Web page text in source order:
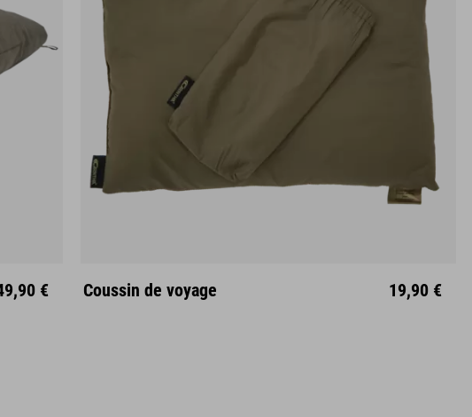
€ Unisize
Coussin de voyage 19,90 €